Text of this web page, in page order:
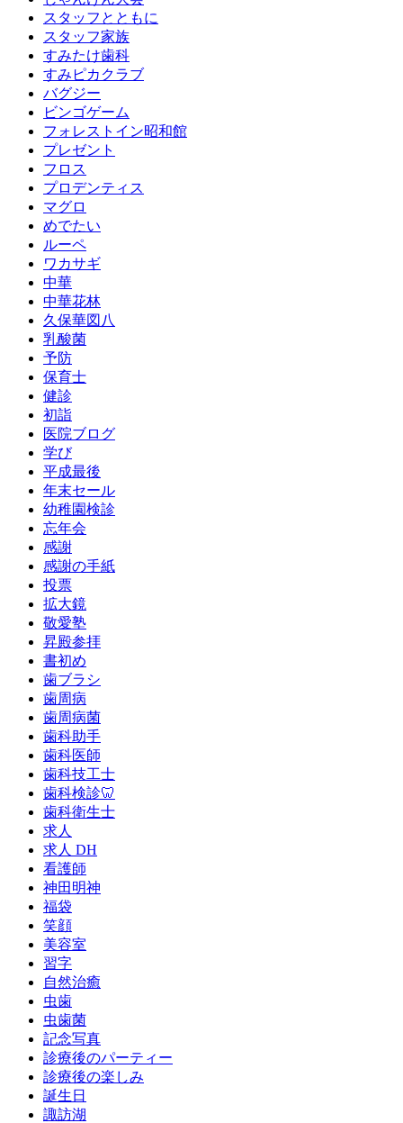
スタッフとともに
スタッフ家族
すみたけ歯科
すみピカクラブ
バグジー
ビンゴゲーム
フォレストイン昭和館
プレゼント
フロス
プロデンティス
マグロ
めでたい
ルーペ
ワカサギ
中華
中華花林
久保華図八
乳酸菌
予防
保育士
健診
初詣
医院ブログ
学び
平成最後
年末セール
幼稚園検診
忘年会
感謝
感謝の手紙
投票
拡大鏡
敬愛塾
昇殿参拝
書初め
歯ブラシ
歯周病
歯周病菌
歯科助手
歯科医師
歯科技工士
歯科検診🦷
歯科衛生士
求人
求人 DH
看護師
神田明神
福袋
笑顔
美容室
習字
自然治癒
虫歯
虫歯菌
記念写真
診療後のパーティー
診療後の楽しみ
誕生日
諏訪湖